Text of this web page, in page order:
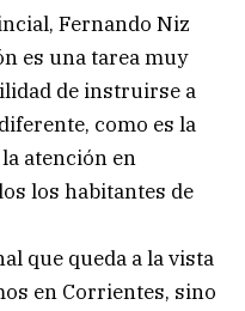
Fernando Niz
es una tarea muy
de instruirse a
como es la
atención en
los habitantes de
que queda a la vista
en Corrientes, sino